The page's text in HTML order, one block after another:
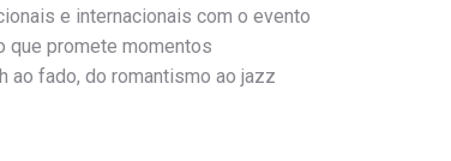
e internacionais com o evento
que promete momentos
ao fado, do romantismo ao jazz